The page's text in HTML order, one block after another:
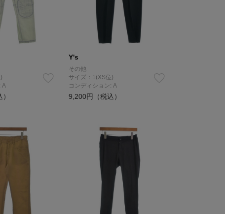
A
Y's
その他
サイズ：1(XS位)
コンディション: A
9,200円（税込）